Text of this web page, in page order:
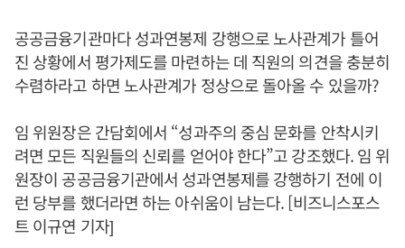
공공금융기관마다 성과연봉제 강행으로 노사관계가 틀어
진 상황에서 평가제도를 마련하는 데 직원의 의견을 충분히
수렴하라고 하면 노사관계가 정상으로 돌아올 수 있을까?
임 위원장은 간담회에서 “성과주의 중심 문화를 안착시키
려면 모든 직원들의 신뢰를 얻어야 한다”고 강조했다. 임 위
원장이 공공금융기관에서 성과연봉제를 강행하기 전에 이
런 당부를 했더라면 하는 아쉬움이 남는다. [비즈니스포스
트 이규연 기자]